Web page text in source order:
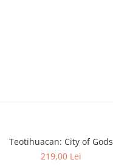
Teotihuacan: City of Gods
219,00 Lei